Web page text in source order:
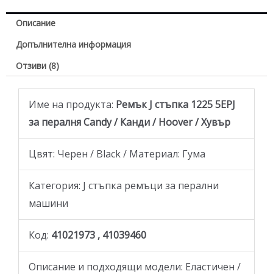
Описание
Допълнителна информация
Отзиви (8)
Име на продукта: Ремък J стъпка 1225 5EPJ
за пералня Candy / Канди / Hoover / Хувър
Цвят: Черен / Black / Материал: Гума
Категория: J стъпка ремъци за перални
машини
Код: 41021973 , 41039460
Описание и подходящи модели: Еластичен /